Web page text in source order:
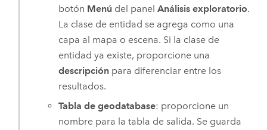
botón Menú del panelAnálisis exploratorio.
La clase de entidad se agrega como una
capa al mapa o escena. Si la clase de
entidad ya existe, proporcione una
descripción para diferenciar entre los
resultados.
Tabla de geodatabase: proporcione un
nombre para la tabla de salida. Se guarda